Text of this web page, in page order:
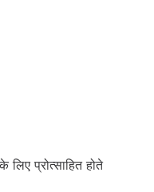
प्रोत्साहित होते